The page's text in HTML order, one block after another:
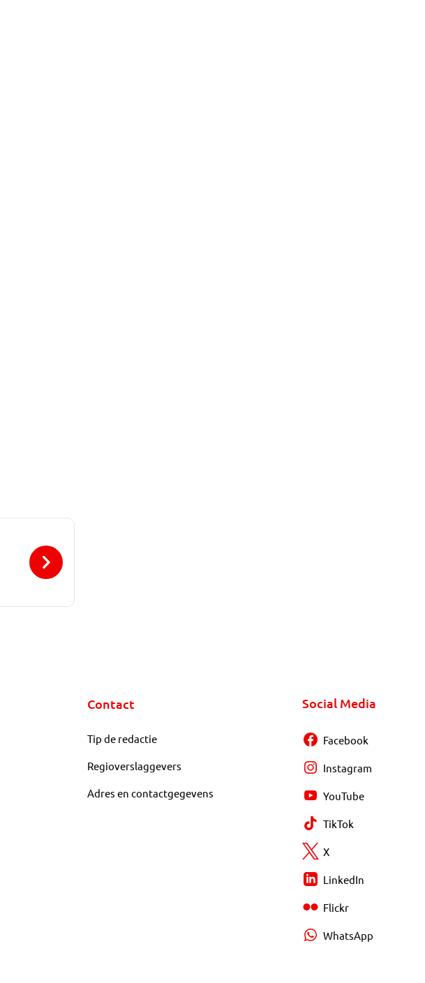
Contact
Tip de redactie
Regioverslaggevers
Adres en contactgegevens
Social Media
Facebook
Instagram
YouTube
TikTok
X
LinkedIn
Flickr
WhatsApp